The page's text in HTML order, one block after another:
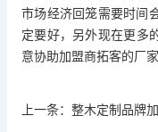
市场经济回笼需要时间
定要好，另外现在更多
意协助加盟商拓客的厂
上一条： 整木定制品牌